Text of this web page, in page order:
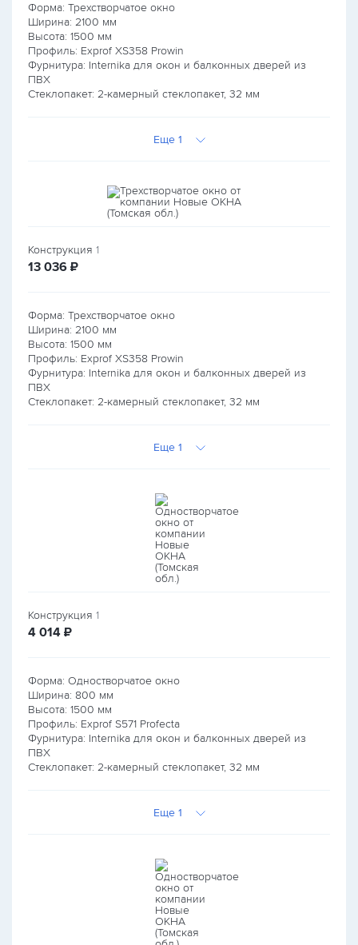
Форма: Трехстворчатое окно
Ширина: 2100 мм
Высота: 1500 мм
Профиль: Exprof XS358 Prowin
Фурнитура: Internika для окон и балконных дверей из
ПВХ
Стеклопакет: 2-камерный стеклопакет, 32 мм
Еще 1
Конструкция 1
13 036 руб.
₽
Форма: Трехстворчатое окно
Ширина: 2100 мм
Высота: 1500 мм
Профиль: Exprof XS358 Prowin
Фурнитура: Internika для окон и балконных дверей из
ПВХ
Стеклопакет: 2-камерный стеклопакет, 32 мм
Еще 1
Конструкция 1
4 014 руб.
₽
Форма: Одностворчатое окно
Ширина: 800 мм
Высота: 1500 мм
Профиль: Exprof S571 Profecta
Фурнитура: Internika для окон и балконных дверей из
ПВХ
Стеклопакет: 2-камерный стеклопакет, 32 мм
Еще 1